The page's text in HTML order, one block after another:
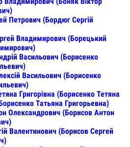
Петрович (Бордюг Сергій
Владимирович (Борецький
Васильович (Борисенко
Васильович (Борисенко
Григорівна (Борисенко Тетяна
Татьяна Григорьевна)
Олександрович (Борисов Антон
Валентинович (Борисов Сергей